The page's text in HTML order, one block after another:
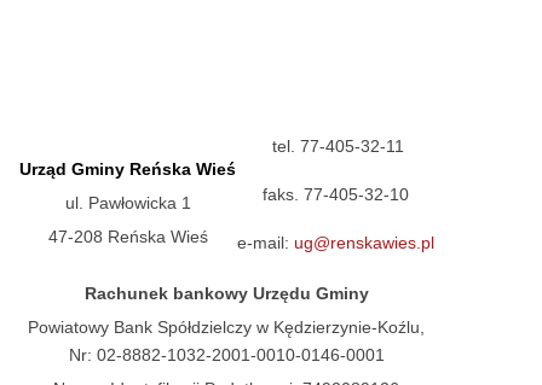
Urząd Gminy Reńska Wieś
ul. Pawłowicka 1
47-208 Reńska Wieś
tel. 77-405-32-11
faks. 77-405-32-10
e-mail: ug@renskawies.pl
Rachunek bankowy Urzędu Gminy
Powiatowy Bank Spółdzielczy w Kędzierzynie-Koźlu,
Nr: 02-8882-1032-2001-0010-0146-0001